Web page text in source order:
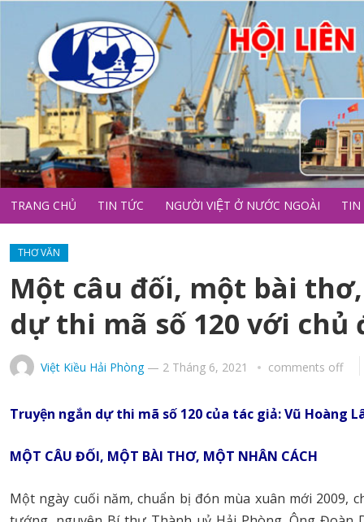
TRANG CHỦ TIN TỨC NGƯỜI VIỆT Ở NƯỚC NGOÀI TIN
THƠ VĂN
Một câu đối, một bài
dự thi mã số 120 với chủ
Việt Kiều Hải Phòng— 2 Tháng 6, 2021 comments off
Truyện ngắn dự thi mã số 120 của tác giả: Vũ Hoàng
MỘT CÂU ĐỐI, MỘT BÀI THƠ, MỘT NHÂN CÁCH
Một ngày cuối năm, chuẩn bị đón mùa xuân mới